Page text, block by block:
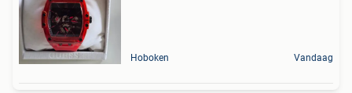
Hoboken Vandaag